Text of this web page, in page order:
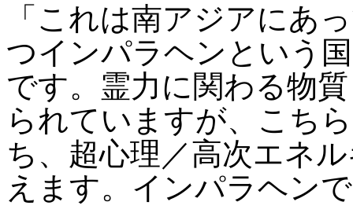
「これは南アジアにあ
つインパラヘンという
です。霊力に関わる物
られていますが、こち
ち、超心理／高次エネ
えます。インパラヘン